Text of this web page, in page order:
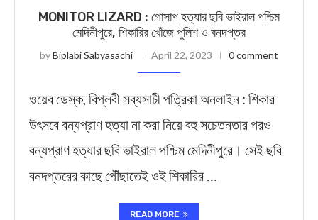
MONITOR LIZARD : গোসাপ হত্যার ছবি ভাইরাল পশ্চিম
মেদিনীপুরে, শিকারির খোঁজে পুলিশ ও বনদপ্তর
byBiplabi Sabyasachi April 22, 2023 0 comment
ওয়েব ডেস্ক, বিপ্লবী সব্যসাচী পত্রিকা অনলাইন : শিকার
উৎসবে বন্যপ্রাণ হত্যা না করা নিয়ে বহু সচেতনতার পরও
বন্যপ্রাণ হত্যার ছবি ভাইরাল পশ্চিম মেদিনীপুরে। সেই ছবি
বনদপ্তরের কাছে পৌঁছাতেই ওই শিকারির …
READ MORE